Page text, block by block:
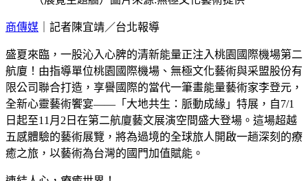
商傳媒 ｜記者陳宜靖／台北報導
盛夏來臨，一股沁入心脾的清新能量正注入桃園國際機場第二
航廈！由指導單位桃園國際機場、無極文化藝術與采盟股份有
限公司聯合打造，享譽國際的當代一筆畫能量藝術家李登元，
全新心靈藝術饗宴——「大地共生：脈動成緣」特展，自7/1
日起至11月2日在第二航廈藝文展演空間盛大登場。這場超越
五感體驗的藝術展覽，將為過境的全球旅人開啟一趟深刻的療
癒之旅，以藝術為台灣的國門加值賦能。